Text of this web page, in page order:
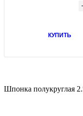
КУПИТЬ
Шпонка полукруглая